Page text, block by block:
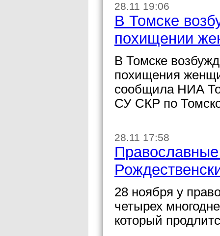
28.11 19:06
В Томске
похищении
В Томске
похищения
сообщила НИА
СУ СКР по
28.11 17:58
28 ноября у
четырех
который